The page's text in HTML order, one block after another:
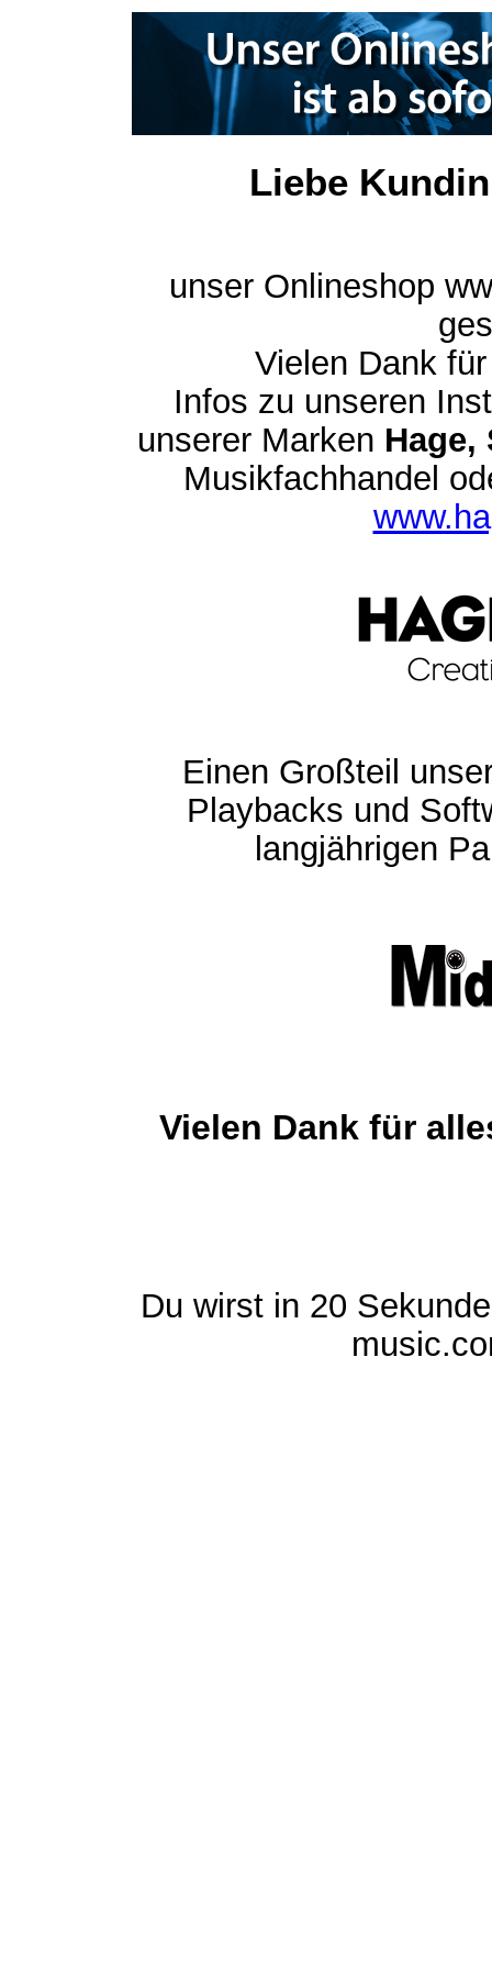
Liebe
unser Onlineshop
Vielen Dank
Infos zu unseren
unserer Marken Hage,
Musikfachhandel
Einen Großteil
Playbacks und
langjährigen
Vielen Dank für
Du wirst in 20